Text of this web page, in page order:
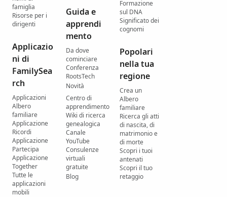
famiglia
Risorse per i
dirigenti
Applicazio
ni di
FamilySea
rch
Applicazioni
Albero
familiare
Applicazione
Ricordi
Applicazione
Partecipa
Applicazione
Together
Tutte le
applicazioni
mobili
Guida e
apprendi
mento
Da dove
cominciare
Conferenza
RootsTech
Novità
Centro di
apprendimento
Wiki di ricerca
genealogica
Canale
YouTube
Consulenze
virtuali
gratuite
Blog
Formazione
sul DNA
Significato dei
cognomi
Popolari
nella tua
regione
Crea un
Albero
familiare
Ricerca gli atti
di nascita, di
matrimonio e
di morte
Scopri i tuoi
antenati
Scopri il tuo
retaggio